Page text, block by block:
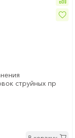
струйных пр